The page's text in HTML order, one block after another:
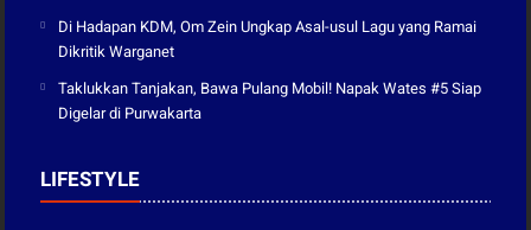
Di Hadapan KDM, Om Zein Ungkap Asal-usul Lagu yang Ramai
Dikritik Warganet
Taklukkan Tanjakan, Bawa Pulang Mobil! Napak Wates #5 Siap
Digelar di Purwakarta
LIFESTYLE